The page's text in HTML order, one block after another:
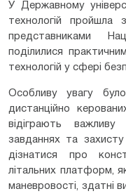
У Державному
технологій пройшла
представниками
поділилися
технологій у сфері
Особливу увагу
дистанційно
відіграють
завданнях та
дізнатися про
літальних платформ,
маневровості, здатні